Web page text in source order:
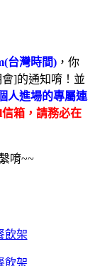
台灣時間) ，你
]的通知唷！並
人進場的專屬連
箱，請務必在
唷~~